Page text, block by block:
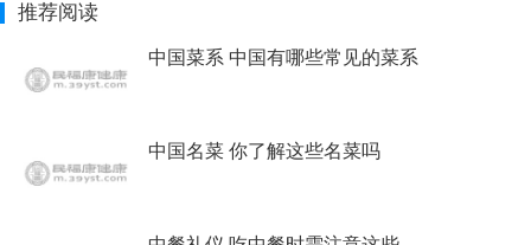
推荐阅读
中国菜系 中国有哪些常见的菜系
中国名菜 你了解这些名菜吗